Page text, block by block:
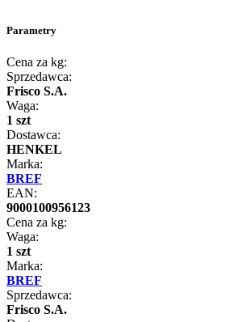
Parametry
Cena za kg:
Sprzedawca:
Frisco S.A.
Waga:
1 szt
Dostawca:
HENKEL
Marka:
BREF
EAN:
9000100956123
Cena za kg:
Waga:
1 szt
Marka:
BREF
Sprzedawca:
Frisco S.A.